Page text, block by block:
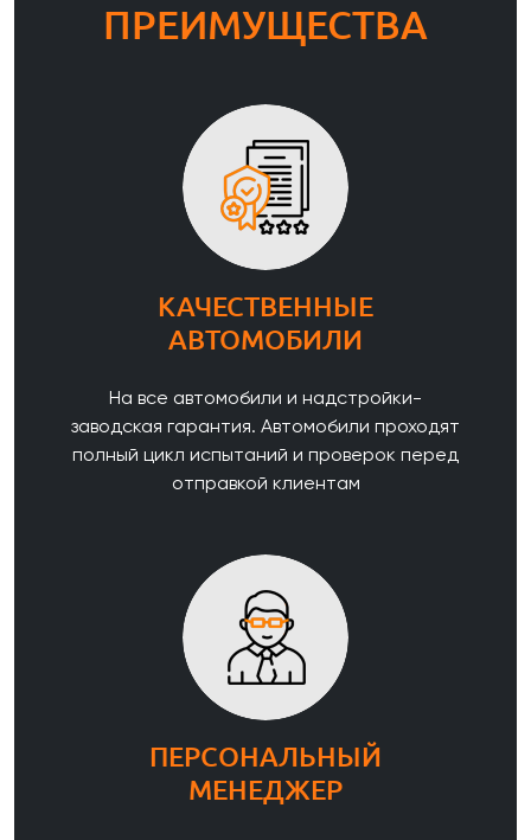
ПРЕИМУЩЕСТВА
КАЧЕСТВЕННЫЕ
АВТОМОБИЛИ
На все автомобили и надстройки-
заводская гарантия. Автомобили проходят
полный цикл испытаний и проверок перед
отправкой клиентам
ПЕРСОНАЛЬНЫЙ
МЕНЕДЖЕР